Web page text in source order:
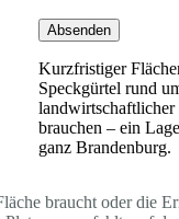
Absenden
Kurzfristiger
Speckgürtel rund
brauchen – ein
ganz Brandenburg.
braucht oder die